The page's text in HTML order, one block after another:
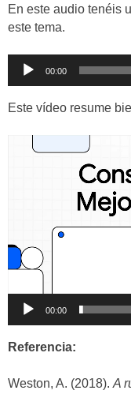
En este audio tenéis
este tema.
Reproductor
00:00
Este vídeo resume
00:00
Referencia:
Weston, A. (2018). A